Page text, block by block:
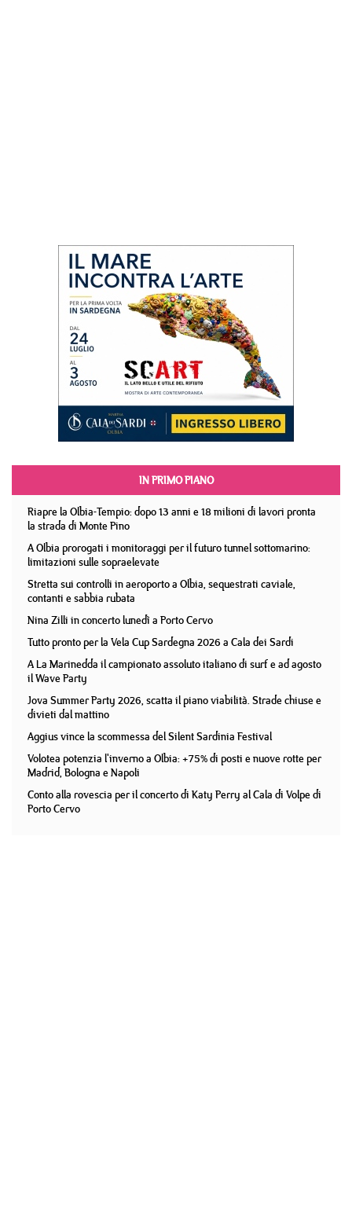
IN PRIMO PIANO
Riapre la Olbia-Tempio: dopo 13 anni e 18 milioni di lavori pronta
la strada di Monte Pino
A Olbia prorogati i monitoraggi per il futuro tunnel sottomarino:
limitazioni sulle sopraelevate
Stretta sui controlli in aeroporto a Olbia, sequestrati caviale,
contanti e sabbia rubata
Nina Zilli in concerto lunedì a Porto Cervo
Tutto pronto per la Vela Cup Sardegna 2026 a Cala dei Sardi
A La Marinedda il campionato assoluto italiano di surf e ad agosto
il Wave Party
Jova Summer Party 2026, scatta il piano viabilità. Strade chiuse e
divieti dal mattino
Aggius vince la scommessa del Silent Sardinia Festival
Volotea potenzia l'inverno a Olbia: +75% di posti e nuove rotte per
Madrid, Bologna e Napoli
Conto alla rovescia per il concerto di Katy Perry al Cala di Volpe di
Porto Cervo